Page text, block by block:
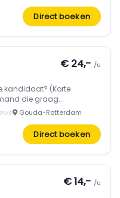
Direct boeken
€ 24,- /u
kandidaat? (Korte
die graag...
Gouda-Rotterdam
Direct boeken
€ 14,- /u